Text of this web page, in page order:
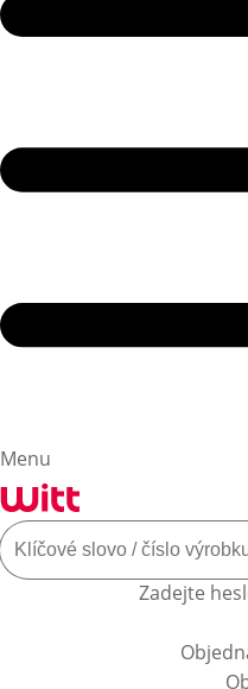
Menu
Zadejte